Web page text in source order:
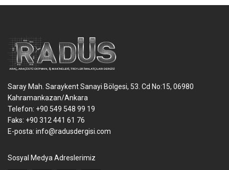
Saray Mah. Saraykent Sanayi Bölgesi, 53. Cd No:15, 06980
Kahramankazan/Ankara
Telefon: +90 549 548 99 19
Faks: +90 312 441 61 76
E-posta: info@radusdergisi.com
Sosyal Medya Adreslerimiz